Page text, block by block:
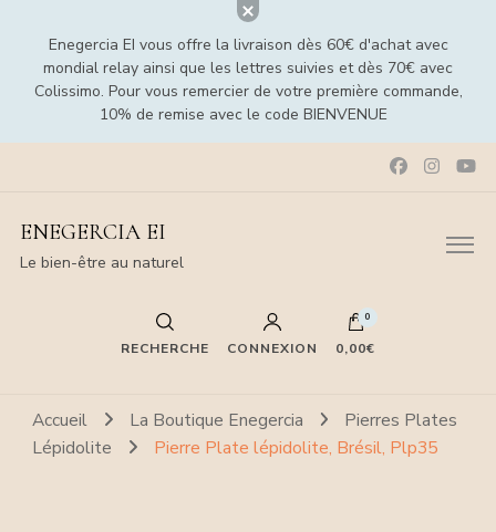
Enegercia EI vous offre la livraison dès 60€ d'achat avec
mondial relay ainsi que les lettres suivies et dès 70€ avec
Colissimo. Pour vous remercier de votre première commande,
10% de remise avec le code BIENVENUE
ENEGERCIA EI
Le bien-être au naturel
RECHERCHE CONNEXION
0
0,00€
Accueil La Boutique Enegercia
Pierres Plates
Lépidolite
Pierre Plate lépidolite, Brésil, Plp35